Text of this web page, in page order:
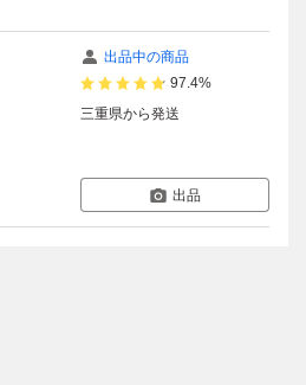
出品中の商品
97.4%
三重県から発送
出品